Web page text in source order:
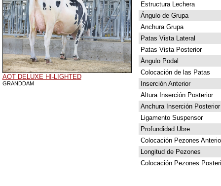
AOT DELUXE HI-LIGHTED
GRANDDAM
Estructura Lechera
Ángulo de Grupa
Anchura Grupa
Patas Vista Lateral
Patas Vista Posterior
Ángulo Podal
Colocación de las Patas
Inserción Anterior
Altura Inserción Posterior
Anchura Inserción Posterior
Ligamento Suspensor
Profundidad Ubre
Colocación Pezones
Longitud de Pezones
Colocación Pezones